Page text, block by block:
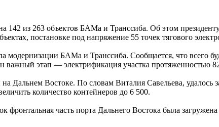
142 из 263 объектов БАМа и Транссиба. Об этом
постановке под напряжение 55 точек тягового
модернизации БАМа и Транссиба. Сообщается, что всего
важный этап — электрификация участка протяженностью
Дальнем Востоке. По словам Виталия Савельева, удалось
количество контейнеров до 6 500.
часть порта Дальнего Востока была